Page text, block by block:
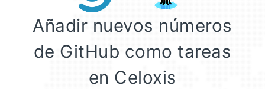
Añadir nuevos números
de GitHub como tareas
en Celoxis